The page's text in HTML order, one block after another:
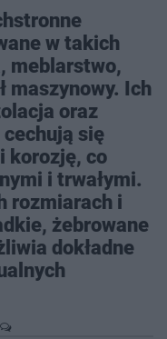
w takich
meblarstwo,
maszynowy. Ich
oraz
się
korozję, co
i trwałymi.
rozmiarach i
żebrowane
dokładne